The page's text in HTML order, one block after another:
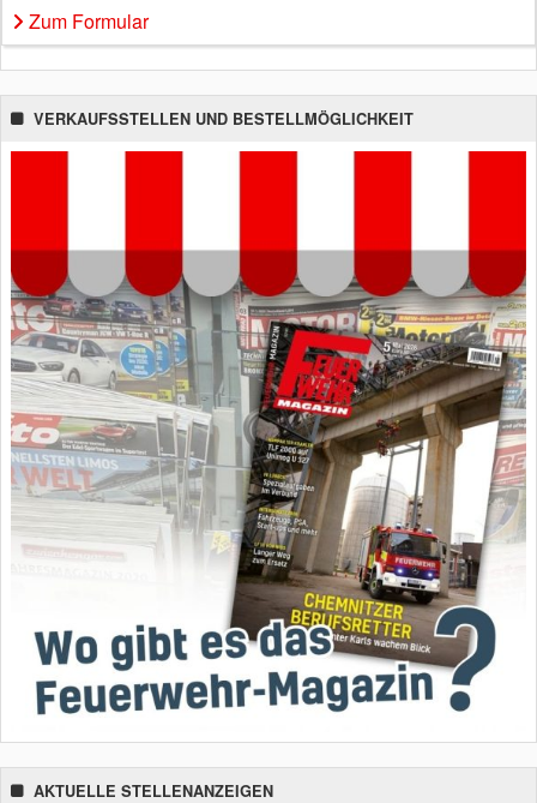
Zum Formular
VERKAUFSSTELLEN UND BESTELLMÖGLICHKEIT
AKTUELLE STELLENANZEIGEN